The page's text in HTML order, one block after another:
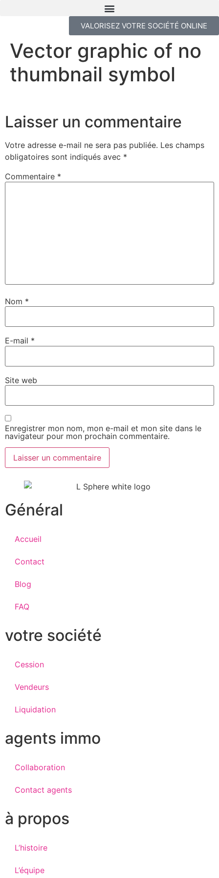
VALORISEZ VOTRE SOCIÉTÉ ONLINE
Vector graphic of no
thumbnail symbol
Laisser un commentaire
Votre adresse e-mail ne sera pas publiée. Les champs
obligatoires sont indiqués avec *
Commentaire *
Nom *
E-mail *
Site web
Enregistrer mon nom, mon e-mail et mon site dans le
navigateur pour mon prochain commentaire.
Général
Accueil
Contact
Blog
FAQ
votre société
Cession
Vendeurs
Liquidation
agents immo
Collaboration
Contact agents
à propos
L’histoire
L’équipe